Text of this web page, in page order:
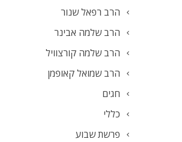
הרב רפאל שנור
הרב שלמה אבינר
הרב שלמה קורצוויל
הרב שמואל קאופמן
חגים
כללי
פרשת שבוע